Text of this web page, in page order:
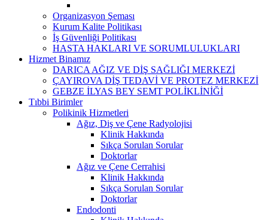
Organizasyon Şeması
Kurum Kalite Politikası
İş Güvenliği Politikası
HASTA HAKLARI VE SORUMLULUKLARI
Hizmet Binamız
DARICA AĞIZ VE DİŞ SAĞLIĞI MERKEZİ
ÇAYIROVA DİŞ TEDAVİ VE PROTEZ MERKEZİ
GEBZE İLYAS BEY SEMT POLİKLİNİĞİ
Tıbbi Birimler
Polikinik Hizmetleri
Ağız, Diş ve Çene Radyolojisi
Klinik Hakkında
Sıkça Sorulan Sorular
Doktorlar
Ağız ve Çene Cerrahisi
Klinik Hakkında
Sıkça Sorulan Sorular
Doktorlar
Endodonti